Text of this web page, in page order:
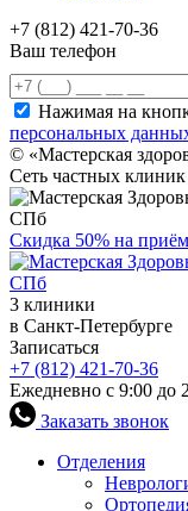
+7 (812) 421-70-36
Ваш телефон
Нажимая на
персональных
© «Мастерская
Сеть частных
Скидка 50% на
3 клиники
в Санкт-Петербурге
Записаться
+7 (812) 421-70-36
Ежедневно с 9:00 до
Заказать звонок
Отделения